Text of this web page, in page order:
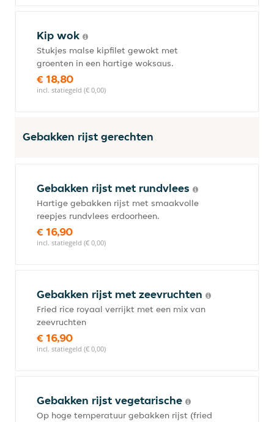
Kip wok
Stukjes malse kipfilet gewokt met
groenten in een hartige woksaus.
€ 18,80
incl. statiegeld (€ 0,00)
Gebakken rijst gerechten
Gebakken rijst met rundvlees
Hartige gebakken rijst met smaakvolle
reepjes rundvlees erdoorheen.
€ 16,90
incl. statiegeld (€ 0,00)
Gebakken rijst met zeevruchten
Fried rice royaal verrijkt met een mix van
zeevruchten
€ 16,90
incl. statiegeld (€ 0,00)
Gebakken rijst vegetarische
Op hoge temperatuur gebakken rijst (fried